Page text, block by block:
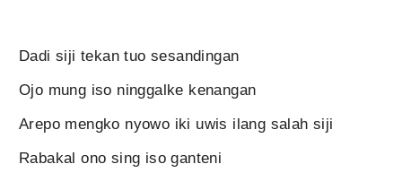
Dadi siji tekan tuo sesandingan
Ojo mung iso ninggalke kenangan
Arepo mengko nyowo iki uwis ilang salah siji
Rabakal ono sing iso ganteni